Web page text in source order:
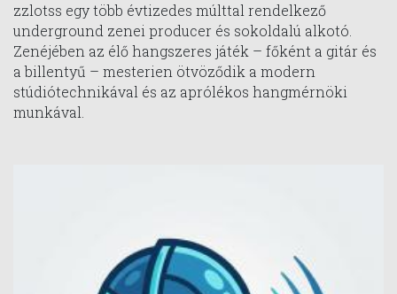
zzlotss egy több évtizedes múlttal rendelkező
underground zenei producer és sokoldalú alkotó.
Zenéjében az élő hangszeres játék – főként a gitár és
a billentyű – mesterien ötvöződik a modern
stúdiótechnikával és az aprólékos hangmérnöki
munkával.